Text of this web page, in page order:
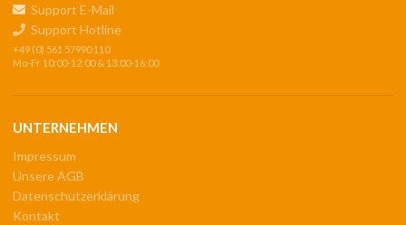
Support E-Mail
Support Hotline
+49 (0) 561 57990 110
Mo-Fr 10:00-12:00 & 13:00-16:00
UNTERNEHMEN
Impressum
Unsere AGB
Datenschutzerklärung
Kontakt